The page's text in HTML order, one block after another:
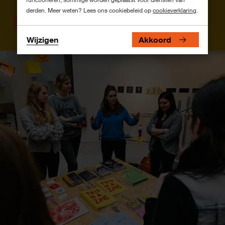
derden. Meer weten? Lees ons cookiebeleid opcookieverklaring.
Wijzigen Akkoord